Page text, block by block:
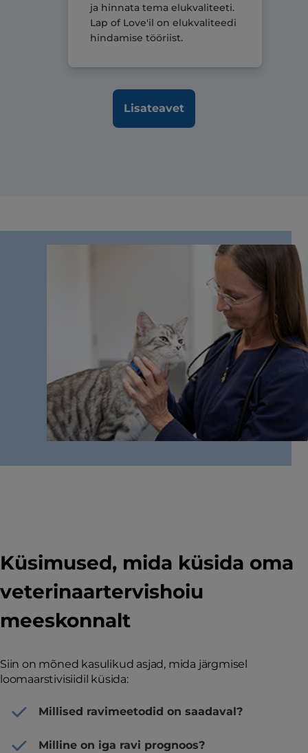
ja hinnata tema elukvaliteeti.
Lap of Love'il on elukvaliteedi
hindamise tööriist.
Lisateavet
Küsimused, mida küsida oma
veterinaartervishoiu
meeskonnalt
Siin on mõned kasulikud asjad, mida järgmisel
loomaarstivisiidil küsida:
Millised ravimeetodid on saadaval?
Milline on iga ravi prognoos?